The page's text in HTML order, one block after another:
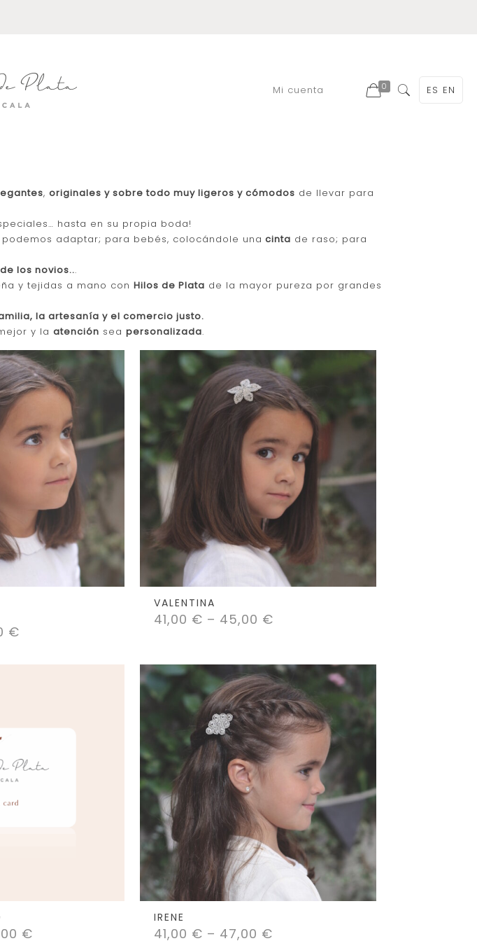
Mi cuenta 0 ES EN
,originales y sobre todo muy ligeros y cómodos de llevar para
hasta en su propia boda!
adaptar; para bebés, colocándole una cinta de raso; para
los novios...
y tejidas a mano conHilos de Plata de la mayor pureza por grandes
la artesanía y el comercio justo.
y laatención seapersonalizada.
€
VALENTINA
41,00 € – 45,00 €
€
IRENE
41,00 € – 47,00 €